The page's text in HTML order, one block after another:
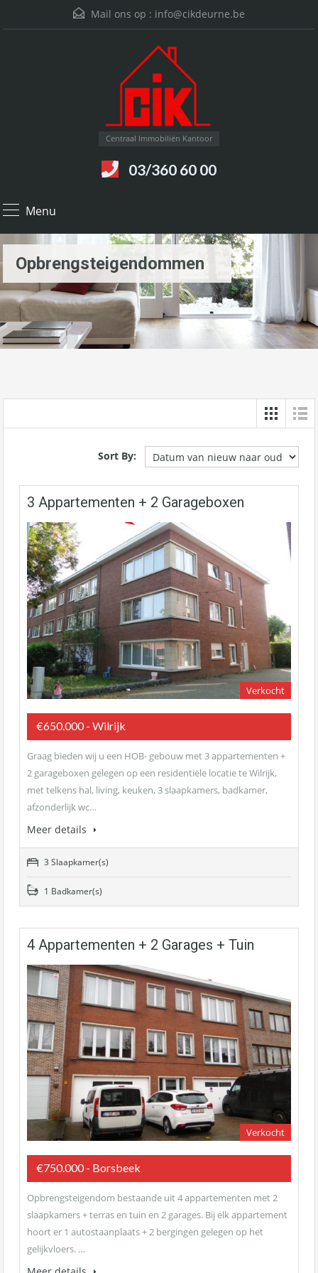
Mail ons op : info@cikdeurne.be
Centraal Immobiliën Kantoor
03/360 60 00
Menu
Opbrengsteigendommen
Sort By:
3 Appartementen + 2 Garageboxen
Verkocht
€650.000 - Wilrijk
Graag bieden wij u een HOB- gebouw met 3 appartementen +
2 garageboxen gelegen op een residentiële locatie te Wilrijk,
met telkens hal, living, keuken, 3 slaapkamers, badkamer,
afzonderlijk wc…
Meer details
3 Slaapkamer(s)
1 Badkamer(s)
4 Appartementen + 2 Garages + Tuin
Verkocht
€750.000 - Borsbeek
Opbrengsteigendom bestaande uit 4 appartementen met 2
slaapkamers + terras en tuin en 2 garages. Bij elk appartement
hoort er 1 autostaanplaats + 2 bergingen gelegen op het
gelijkvloers. …